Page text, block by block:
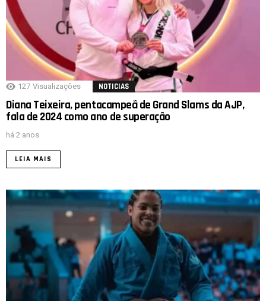
127 Visualizações NOTICIAS
Diana Teixeira, pentacampeã de Grand Slams da AJP,
fala de 2024 como ano de superação
há 2 anos
LEIA MAIS